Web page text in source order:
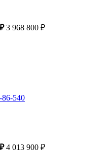
3 968 800 ₽
86-540
4 013 900 ₽